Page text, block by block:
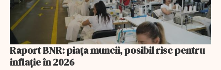
Raport BNR: piața muncii, posibil risc pentru
inflație în 2026